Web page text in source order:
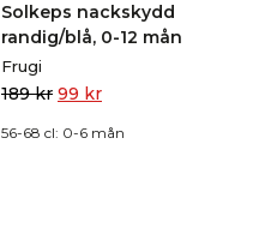
Solkeps nackskydd
randig/blå, 0-12 mån
Frugi
189kr 99 kr
56-68 cl: 0-6 mån